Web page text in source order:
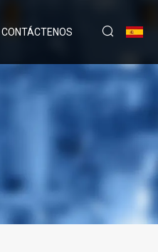
CONTÁCTENOS